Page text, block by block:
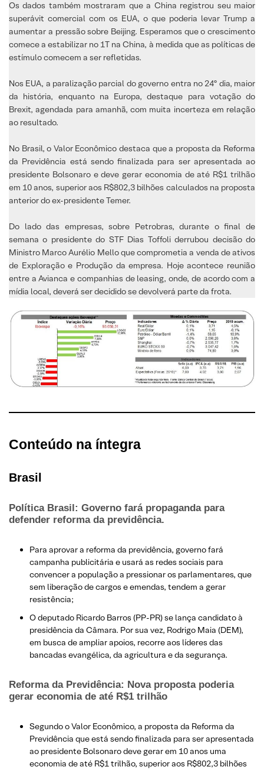
Os dados também mostraram que a China registrou seu maior
superávit comercial com os EUA, o que poderia levar Trump a
aumentar a pressão sobre Beijing. Esperamos que o crescimento
comece a estabilizar no 1T na China, à medida que as políticas de
estímulo comecem a ser refletidas.
Nos EUA, a paralização parcial do governo entra no 24º dia, maior
da história, enquanto na Europa, destaque para votação do
Brexit, agendada para amanhã, com muita incerteza em relação
ao resultado.
No Brasil, o Valor Econômico destaca que a proposta da Reforma
da Previdência está sendo finalizada para ser apresentada ao
presidente Bolsonaro e deve gerar economia de até R$1 trilhão
em 10 anos, superior aos R$802,3 bilhões calculados na proposta
anterior do ex-presidente Temer.
Do lado das empresas, sobre Petrobras, durante o final de
semana o presidente do STF Dias Toffoli derrubou decisão do
Ministro Marco Aurélio Mello que comprometia a venda de ativos
de Exploração e Produção da empresa. Hoje acontece reunião
entre a Avianca e companhias de leasing, onde, de acordo com a
mídia local, deverá ser decidido se devolverá parte da frota.
Conteúdo na íntegra
Brasil
Política Brasil: Governo fará propaganda para
defender reforma da previdência.
Para aprovar a reforma da previdência, governo fará
campanha publicitária e usará as redes sociais para
convencer a população a pressionar os parlamentares, que
sem liberação de cargos e emendas, tendem a gerar
resistência;
O deputado Ricardo Barros (PP-PR) se lança candidato à
presidência da Câmara. Por sua vez, Rodrigo Maia (DEM),
em busca de ampliar apoios, recorre aos líderes das
bancadas evangélica, da agricultura e da segurança.
Reforma da Previdência: Nova proposta poderia
gerar economia de até R$1 trilhão
Segundo o Valor Econômico, a proposta da Reforma da
Previdência que está sendo finalizada para ser apresentada
ao presidente Bolsonaro deve gerar em 10 anos uma
economia de até R$1 trilhão, superior aos R$802,3 bilhões